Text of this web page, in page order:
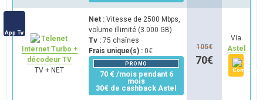
Internet Turbo +
décodeur TV
TV + NET
App Tv
Net : Vitesse de 2500 Mbps,
volume illimité (3.000 GB)
Tv : 75 chaînes
Frais unique(s) : 0€
PROMO
70 € /mois pendant 6
mois
30€ de cashback Astel
105€
70€
Via
Astel